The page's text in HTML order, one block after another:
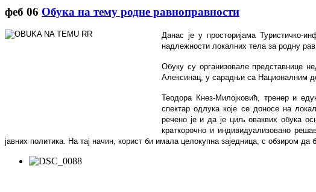
феб 06 Обука на тему родне равноправности
Данас је у просторијама Туристичко-
надлежности локалних тела за родну
Обуку су организовале представнице
Алексинац, у сарадњи са Националним
Теодора Кнез-Милојковић, тренер и
спектар одлука које се доносе на
речено је и да је циљ оваквих обука
краткорочно и индивидуализовано
јавних политика. На тај начин, корист би имала целокупна заједница, с обзиром